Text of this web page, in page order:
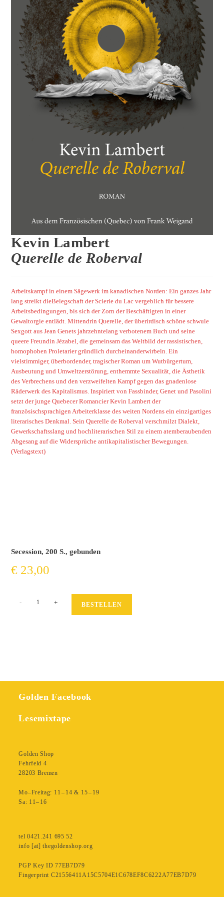
Kevin Lambert
Querelle de Roberval
Arbeitskampf in einem Sägewerk im kanadischen Norden: Ein ganzes Jahr
lang streikt dieBelegschaft der Scierie du Lac vergeblich für bessere
Arbeitsbedingungen, bis sich der Zorn der Beschäftigten in einer
Gewaltorgie entlädt. Mittendrin Querelle, der überirdisch schöne schwule
Sexgott aus Jean Genets jahrzehntelang verbotenem Buch und seine
queere Freundin Jézabel, die gemeinsam das Weltbild der rassistischen,
homophoben Proletarier gründlich durcheinanderwirbeln. Ein
vielstimmiger, überbordender, tragischer Roman um Wutbürgertum,
Ausbeutung und Umweltzerstörung, enthemmte Sexualität, die Ästhetik
des Verbrechens und den verzweifelten Kampf gegen das gnadenlose
Räderwerk des Kapitalismus. Inspiriert von Fassbinder, Genet und Pasolini
setzt der junge Quebecer Romancier Kevin Lambert der
französischsprachigen Arbeiterklasse des weiten Nordens ein einzigartiges
literarisches Denkmal. Sein Querelle de Roberval verschmilzt Dialekt,
Gewerkschaftsslang und hochliterarischen Stil zu einem atemberaubenden
Abgesang auf die Widersprüche antikapitalistischer Bewegungen.
(Verlagstext)
Secession, 200 S., gebunden
€ 23,00
- + BESTELLEN
Golden Facebook
Lesemixtape
Golden Shop
Fehrfeld 4
28203 Bremen
Mo–Freitag: 11 – 14 & 15 – 19
Sa: 11– 16
tel 0421.241 695 52
info [at] thegoldenshop.org
PGP Key ID 77EB7D79
Fingerprint C21556411A15C5704E1C678EF8C6222A77EB7D79